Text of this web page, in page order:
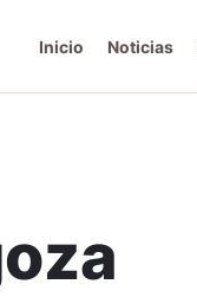
Inicio Noticias